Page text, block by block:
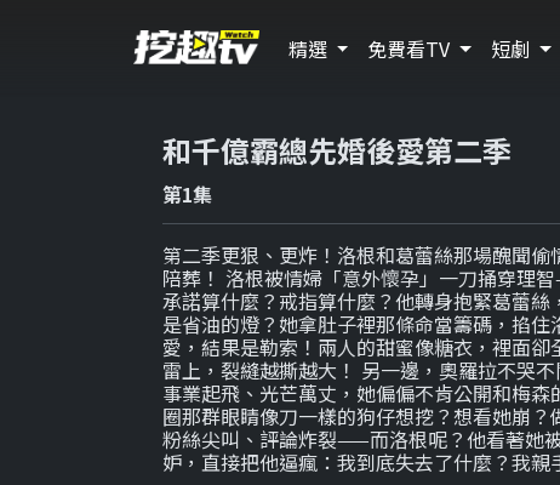
精選 免費看TV 短劇
和千億霸總先婚後愛第二季
第1集
第二季更狠、更炸！洛根和葛蕾絲那場醜聞
陪葬！ 洛根被情婦「意外懷孕」一刀捅穿理
承諾算什麼？戒指算什麼？他轉身抱緊葛蕾
是省油的燈？她拿肚子裡那條命當籌碼，掐
愛，結果是勒索！兩人的甜蜜像糖衣，裡面
雷上，裂縫越撕越大！ 另一邊，奧羅拉不哭
事業起飛、光芒萬丈，她偏偏不肯公開和梅
圈那群眼睛像刀一樣的狗仔想挖？想看她崩？
粉絲尖叫、評論炸裂——而洛根呢？他看著她
妒，直接把他逼瘋：我到底失去了什麼？我